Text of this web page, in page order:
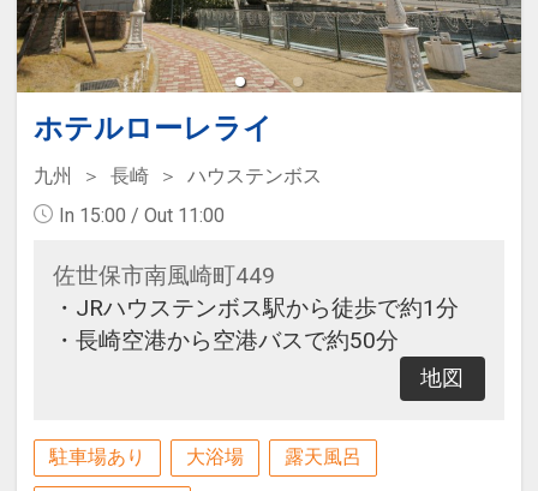
ホテルローレライ
九州 長崎
ハウステンボス
In 15:00 / Out 11:00
佐世保市南風崎町449
・JRハウステンボス駅から徒歩で約1分
・長崎空港から空港バスで約50分
地図
駐車場あり 大浴場 露天風呂